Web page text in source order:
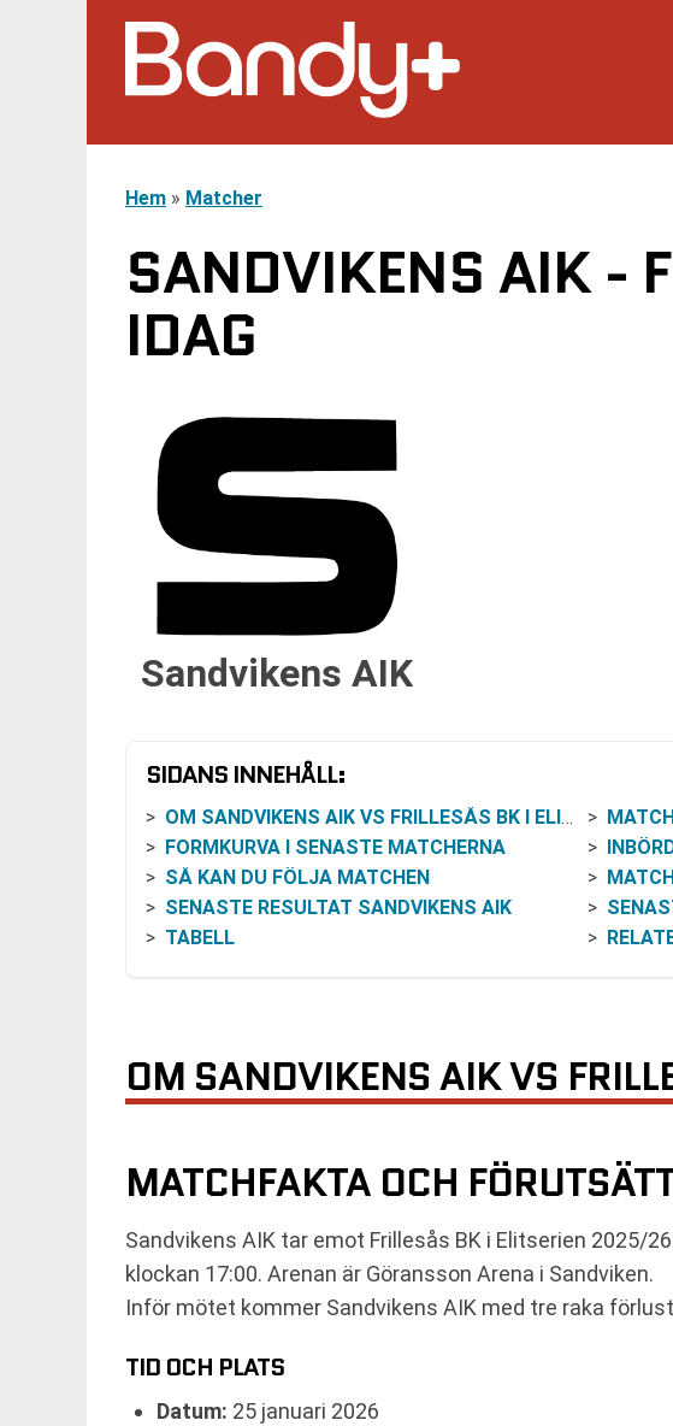
Hem » Matcher
SANDVIKENS AIK -
IDAG
Sandvikens AIK
SIDANS INNEHÅLL:
OM SANDVIKENS AIK VS FRILLESÅS BK I ELITSERIEN
FORMKURVA I SENASTE MATCHERNA
SÅ KAN DU FÖLJA MATCHEN
SENASTE RESULTAT SANDVIKENS AIK
TABELL
OM SANDVIKENS AIK VS
MATCHFAKTA OCH
Sandvikens AIK tar emot Frillesås BK i Elitserien 2025/
klockan 17:00. Arenan är Göransson Arena i Sandviken.
Inför mötet kommer Sandvikens AIK med tre raka
TID OCH PLATS
Datum: 25 januari 2026